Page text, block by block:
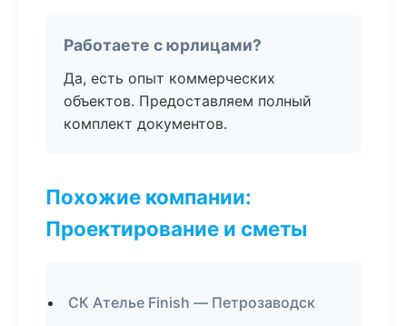
Работаете с юрлицами?
Да, есть опыт коммерческих
объектов. Предоставляем полный
комплект документов.
Похожие компании:
Проектирование и сметы
СК Ателье Finish — Петрозаводск